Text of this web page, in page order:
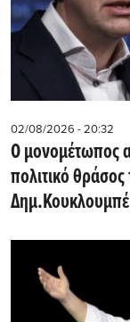
02/08/2026 - 20:32
Ο μονομέτωπος
πολιτικό